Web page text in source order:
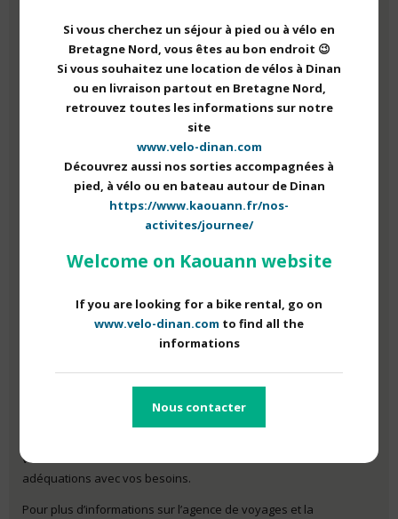
•Balade Apéro accompagnée
Tous les mardis et vendredis de 18h à 20h, découvrez la
vallée de la Rance à vélo. Vous profiterez également d’un
apéro à base de produits locaux, avec votre guide.
• Balade accompagnée
-1eret 3ème de chaque mois :Rando Bateau Goûter
ème et 4
de chaque mois : Randonnée pédestre
accompagnée
Le planning détaillé de chaque mois ainsi que les tarifs
seront disponibles en début de mois sur notre site internet et
sur nos réseaux sociaux.
vous faire chouchouter et de trouver des services en
adéquations avec vos besoins.
Pour plus d’informations sur l’agence de voyages et la
Si vous cherchez un séjour à pied ou à vélo en
Bretagne Nord, vous êtes au bon endroit 😉
Si vous souhaitez une location de vélos à Dinan
ou en livraison partout en Bretagne Nord,
retrouvez toutes les informations sur notre
site
www.velo-dinan.com
Découvrez aussi nos sorties accompagnées à
pied, à vélo ou en bateau autour de Dinan
https://www.kaouann.fr/nos-
activites/journee/
Welcome on Kaouann website
If you are looking for a bike rental, go on
www.velo-dinan.com to find all the
informations
Nous contacter